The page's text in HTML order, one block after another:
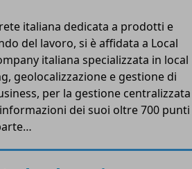
italiana dedicata a prodotti e
del lavoro, si è affidata a Local
italiana specializzata in local
geolocalizzazione e gestione di
per la gestione centralizzata
dei suoi oltre 700 punti